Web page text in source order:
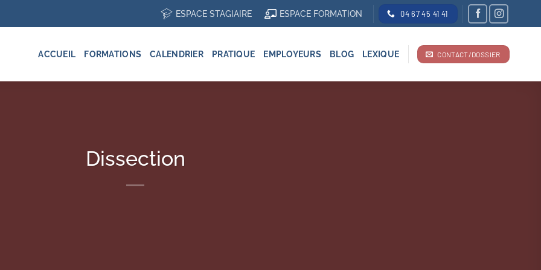
ESPACE STAGIAIRE ESPACE FORMATION 04 67 45 41 41
ACCUEIL FORMATIONS CALENDRIER PRATIQUE EMPLOYEURS BLOG LEXIQUE CONTACT/DOSSIER
Dissection